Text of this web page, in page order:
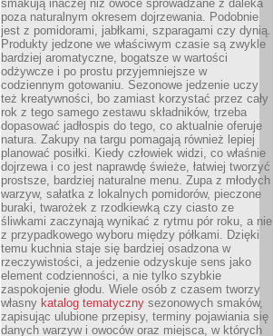
smakują inaczej niż owoce sprowadzane z daleka
poza naturalnym okresem dojrzewania. Podobnie
jest z pomidorami, jabłkami, szparagami czy dynią.
Produkty jedzone we właściwym czasie są zwykle
bardziej aromatyczne, bogatsze w wartości
odżywcze i po prostu przyjemniejsze w
codziennym gotowaniu. Sezonowe jedzenie uczy
też kreatywności, bo zamiast korzystać przez cały
rok z tego samego zestawu składników, trzeba
dopasować jadłospis do tego, co aktualnie oferuje
natura. Zakupy na targu pomagają również lepiej
planować posiłki. Kiedy człowiek widzi, co właśnie
dojrzewa i co jest naprawdę świeże, łatwiej tworzyć
prostsze, bardziej naturalne menu. Zupa z młodych
warzyw, sałatka z lokalnych pomidorów, pieczone
buraki, twarożek z rzodkiewką czy ciasto ze
śliwkami zaczynają wynikać z rytmu pór roku, a nie
z przypadkowego wyboru między półkami. Dzięki
temu kuchnia staje się bardziej osadzona w
rzeczywistości, a jedzenie odzyskuje sens jako
element codzienności, a nie tylko szybkie
zaspokojenie głodu. Wiele osób z czasem tworzy
własny katalog tematyczny sezonowych smaków,
zapisując ulubione przepisy, terminy pojawiania się
danych warzyw i owoców oraz miejsca, w których